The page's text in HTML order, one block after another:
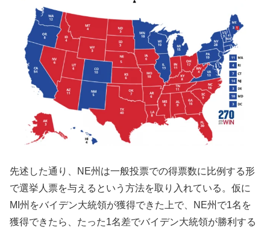
先述した通り、NE州は一般投票での得票数に比例する形
で選挙人票を与えるという方法を取り入れている。仮に
MI州をバイデン大統領が獲得できた上で、NE州で1名を
獲得できたら、たった1名差でバイデン大統領が勝利する